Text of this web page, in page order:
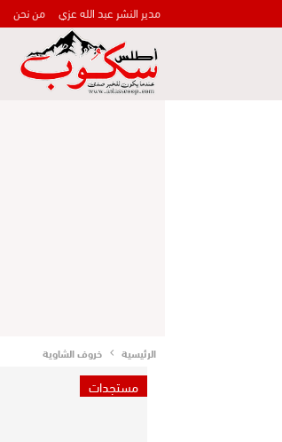
مدير النشر عبد الله عزي من نحن
الرئيسية خروف الشاوية
مستجدات